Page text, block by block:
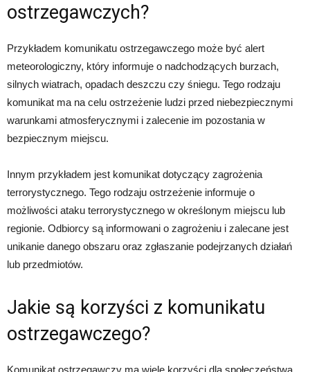
ostrzegawczych?
Przykładem komunikatu ostrzegawczego może być alert
meteorologiczny, który informuje o nadchodzących burzach,
silnych wiatrach, opadach deszczu czy śniegu. Tego rodzaju
komunikat ma na celu ostrzeżenie ludzi przed niebezpiecznymi
warunkami atmosferycznymi i zalecenie im pozostania w
bezpiecznym miejscu.
Innym przykładem jest komunikat dotyczący zagrożenia
terrorystycznego. Tego rodzaju ostrzeżenie informuje o
możliwości ataku terrorystycznego w określonym miejscu lub
regionie. Odbiorcy są informowani o zagrożeniu i zalecane jest
unikanie danego obszaru oraz zgłaszanie podejrzanych działań
lub przedmiotów.
Jakie są korzyści z komunikatu
ostrzegawczego?
Komunikat ostrzegawczy ma wiele korzyści dla społeczeństwa.